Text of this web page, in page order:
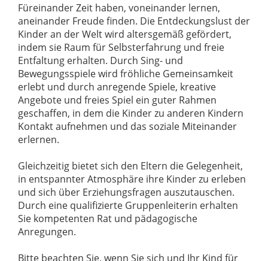
Füreinander Zeit haben, voneinander lernen,
aneinander Freude finden. Die Entdeckungslust der
Kinder an der Welt wird altersgemäß gefördert,
indem sie Raum für Selbsterfahrung und freie
Entfaltung erhalten. Durch Sing- und
Bewegungsspiele wird fröhliche Gemeinsamkeit
erlebt und durch anregende Spiele, kreative
Angebote und freies Spiel ein guter Rahmen
geschaffen, in dem die Kinder zu anderen Kindern
Kontakt aufnehmen und das soziale Miteinander
erlernen.
Gleichzeitig bietet sich den Eltern die Gelegenheit,
in entspannter Atmosphäre ihre Kinder zu erleben
und sich über Erziehungsfragen auszutauschen.
Durch eine qualifizierte Gruppenleiterin erhalten
Sie kompetenten Rat und pädagogische
Anregungen.
Bitte beachten Sie, wenn Sie sich und Ihr Kind für